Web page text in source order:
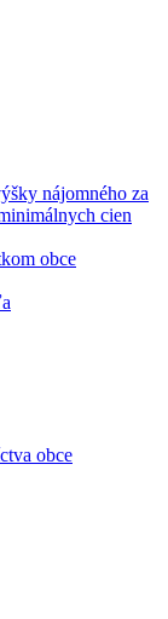
nájomného za
cien
obce
obce